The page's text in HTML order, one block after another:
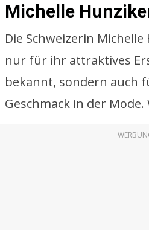
Michelle
Die Schweizerin
nur für ihr attraktives
bekannt, sondern auch
Geschmack in der Mode.